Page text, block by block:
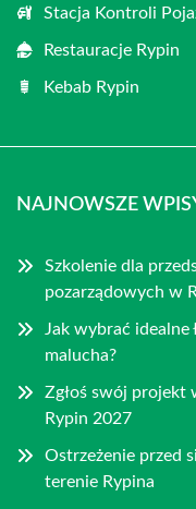
Stacja Kontroli
Restauracje Rypin
Kebab Rypin
NAJNOWSZE
Szkolenie dla
pozarządowych w
Jak wybrać idealne
malucha?
Zgłoś swój projekt
Rypin 2027
Ostrzeżenie przed
terenie Rypina